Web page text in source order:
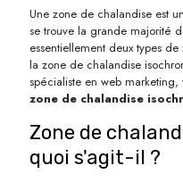
Une zone de chalandise est
se trouve la grande majorité
essentiellement deux types
la zone de chalandise
spécialiste en web marketing,
zone de chalandise
Zone de
quoi s'agit-il ?